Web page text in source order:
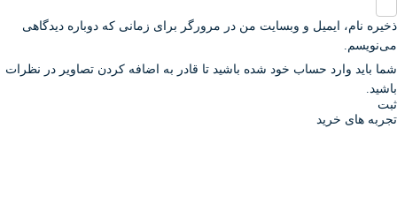
ذخیره نام، ایمیل و وبسایت من در مرورگر برای زمانی که دوباره دیدگاهی
می‌نویسم.
شما باید وارد حساب خود شده باشید تا قادر به اضافه کردن تصاویر در نظرات
باشید.
تجربه های خرید